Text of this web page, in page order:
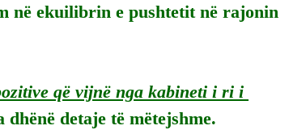
në ekuilibrin e pushtetit në rajonin
që vijnë nga kabineti i ri i
detaje të mëtejshme.